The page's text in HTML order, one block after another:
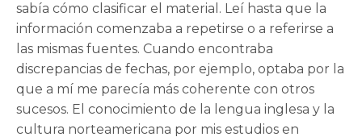
sabía cómo clasificar el material. Leí hasta que la
información comenzaba a repetirse o a referirse a
las mismas fuentes. Cuando encontraba
discrepancias de fechas, por ejemplo, optaba por la
que a mí me parecía más coherente con otros
sucesos. El conocimiento de la lengua inglesa y la
cultura norteamericana por mis estudios en